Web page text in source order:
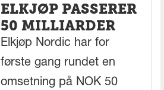
ELKJØP PASSERER
50 MILLIARDER
Elkjøp Nordic har for
første gang rundet en
omsetning på NOK 50